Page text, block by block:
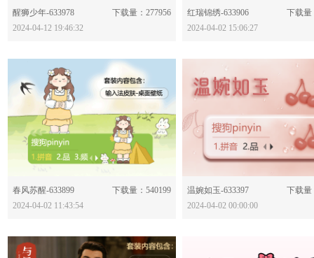
分享：
醒狮少年-633978
下载量：277956
2024-04-12 19:46:32
分享：
红瑞锦绣-633906
下载量
2024-04-02 15:06:27
分享：
春风苏醒-633899
下载量：540199
2024-04-02 11:43:54
分享：
温婉如玉-633397
下载量
2024-04-02 00:00:00